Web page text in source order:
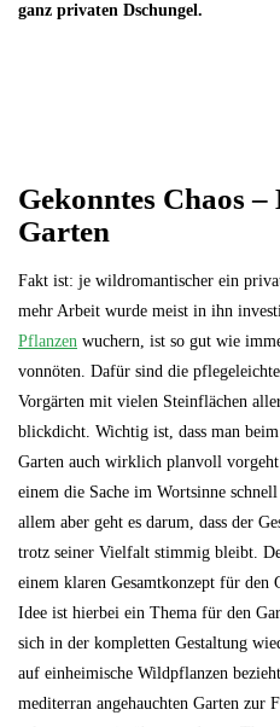
ganz privaten Dschungel.
Gekonntes Chaos
Garten
Fakt ist: je wildromantischer ein
mehr Arbeit wurde meist in ihn
Pflanzen wuchern, ist so gut wie
vonnöten. Dafür sind die
Vorgärten mit vielen Steinflächen
blickdicht. Wichtig ist, dass man
Garten auch wirklich planvoll
einem die Sache im Wortsinne
allem aber geht es darum, dass der
trotz seiner Vielfalt stimmig bleibt.
einem klaren Gesamtkonzept für den
Idee ist hierbei ein Thema für den
sich in der kompletten Gestaltung
auf einheimische Wildpflanzen
mediterran angehauchten Garten zur